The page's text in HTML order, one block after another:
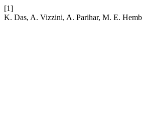
[1]
K. Das, A. Vizzini, A. Parihar, M. E.